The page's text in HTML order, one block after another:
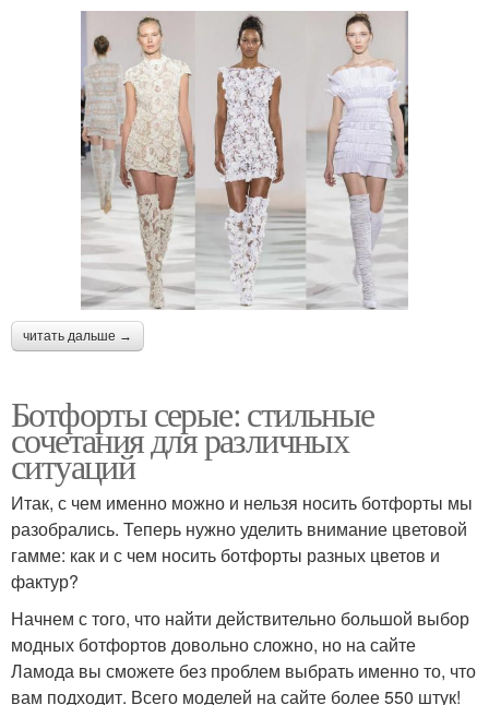
читать дальше →
Ботфорты серые: стильные
сочетания для различных
ситуаций
Итак, с чем именно можно и нельзя носить ботфорты мы
разобрались. Теперь нужно уделить внимание цветовой
гамме: как и с чем носить ботфорты разных цветов и
фактур?
Начнем с того, что найти действительно большой выбор
модных ботфортов довольно сложно, но на сайте
Ламода вы сможете без проблем выбрать именно то, что
вам подходит. Всего моделей на сайте более 550 штук!